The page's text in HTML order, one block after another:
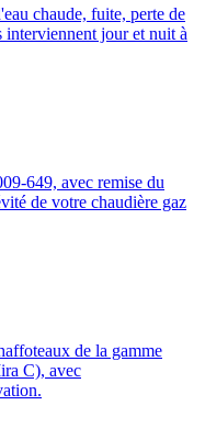
chaude, fuite, perte de
interviennent jour et nuit à
649, avec remise du
de votre chaudière gaz
de la gamme
C), avec